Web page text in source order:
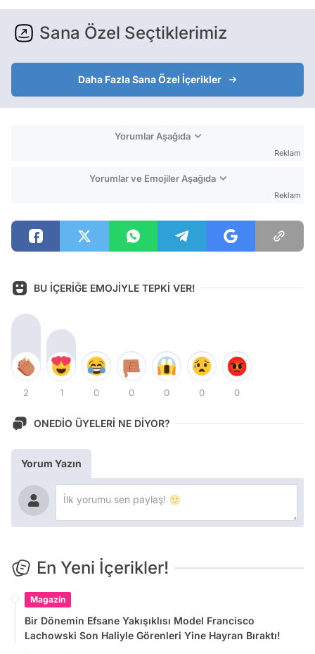
Sana Özel Seçtiklerimiz
Daha Fazla Sana Özel İçerikler
Yorumlar Aşağıda
Reklam
Yorumlar ve Emojiler Aşağıda
Reklam
BU İÇERİĞE EMOJİYLE TEPKİ VER!
2 1 0 0 0 0 0
ONEDİO ÜYELERİ NE DİYOR?
Yorum Yazın
En Yeni İçerikler!
Magazin
Bir Dönemin Efsane Yakışıklısı Model Francisco
Lachowski Son Haliyle Görenleri Yine Hayran Bıraktı!